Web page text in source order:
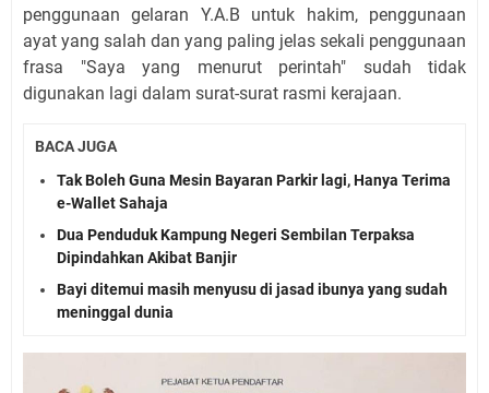
penggunaan gelaran Y.A.B untuk hakim, penggunaan
ayat yang salah dan yang paling jelas sekali penggunaan
frasa "Saya yang menurut perintah" sudah tidak
digunakan lagi dalam surat-surat rasmi kerajaan.
BACA JUGA
Tak Boleh Guna Mesin Bayaran Parkir lagi, Hanya Terima
e-Wallet Sahaja
Dua Penduduk Kampung Negeri Sembilan Terpaksa
Dipindahkan Akibat Banjir
Bayi ditemui masih menyusu di jasad ibunya yang sudah
meninggal dunia